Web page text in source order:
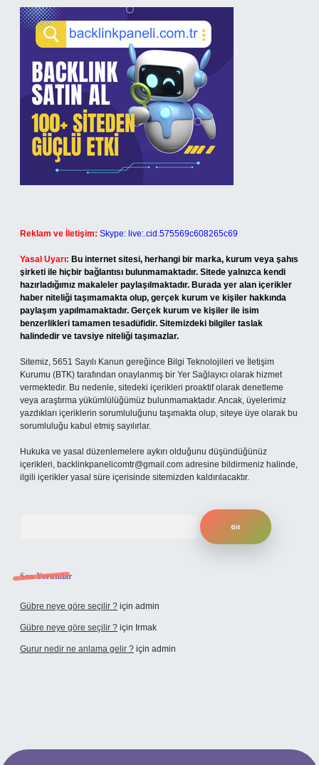
Reklam ve İletişim: Skype: live:.cid.575569c608265c69
Yasal Uyarı: Bu internet sitesi, herhangi bir marka, kurum veya şahıs
şirketi ile hiçbir bağlantısı bulunmamaktadır. Sitede yalnızca kendi
hazırladığımız makaleler paylaşılmaktadır. Burada yer alan içerikler
haber niteliği taşımamakta olup, gerçek kurum ve kişiler hakkında
paylaşım yapılmamaktadır. Gerçek kurum ve kişiler ile isim
benzerlikleri tamamen tesadüfidir. Sitemizdeki bilgiler taslak
halindedir ve tavsiye niteliği taşımazlar.
Sitemiz, 5651 Sayılı Kanun gereğince Bilgi Teknolojileri ve İletişim
Kurumu (BTK) tarafından onaylanmış bir Yer Sağlayıcı olarak hizmet
vermektedir. Bu nedenle, sitedeki içerikleri proaktif olarak denetleme
veya araştırma yükümlülüğümüz bulunmamaktadır. Ancak, üyelerimiz
yazdıkları içeriklerin sorumluluğunu taşımakta olup, siteye üye olarak bu
sorumluluğu kabul etmiş sayılırlar.
Hukuka ve yasal düzenlemelere aykırı olduğunu düşündüğünüz
içerikleri, backlinkpanelicomtr@gmail.com adresine bildirmeniz halinde,
ilgili içerikler yasal süre içerisinde sitemizden kaldırılacaktır.
Son Yorumlar
Gübre neye göre seçilir ? için admin
Gübre neye göre seçilir ? için Irmak
Gurur nedir ne anlama gelir ? için admin
yeni giriş adresi